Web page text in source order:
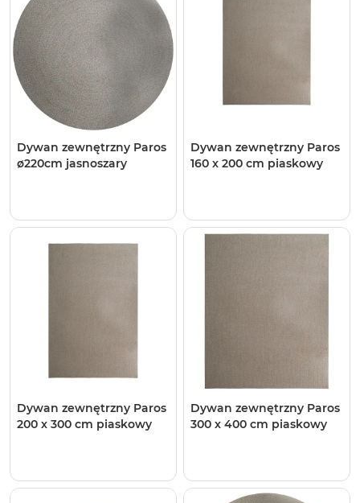
Dywan zewnętrzny Paros
ø220cm jasnoszary
Dywan zewnętrzny Paros
160 x 200 cm piaskowy
Dywan zewnętrzny Paros
200 x 300 cm piaskowy
Dywan zewnętrzny Paros
300 x 400 cm piaskowy